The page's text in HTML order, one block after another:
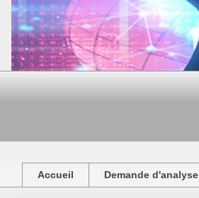
Accueil Demande d'analyse